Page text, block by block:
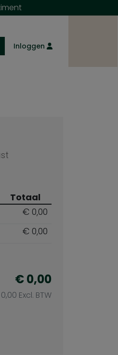
Inloggen
Totaal
€ 0,00
€ 0,00
€ 0,00
Excl. BTW